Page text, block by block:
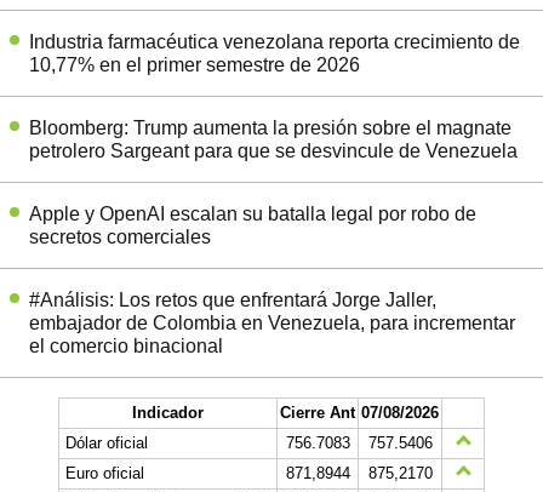
Industria farmacéutica venezolana reporta crecimiento de
10,77% en el primer semestre de 2026
Bloomberg: Trump aumenta la presión sobre el magnate
petrolero Sargeant para que se desvincule de Venezuela
Apple y OpenAI escalan su batalla legal por robo de
secretos comerciales
#Análisis: Los retos que enfrentará Jorge Jaller,
embajador de Colombia en Venezuela, para incrementar
el comercio binacional
Indicador Cierre Ant 07/08/2026
Dólar oficial
756.7083
757.5406
Euro oficial
871,8944
875,2170